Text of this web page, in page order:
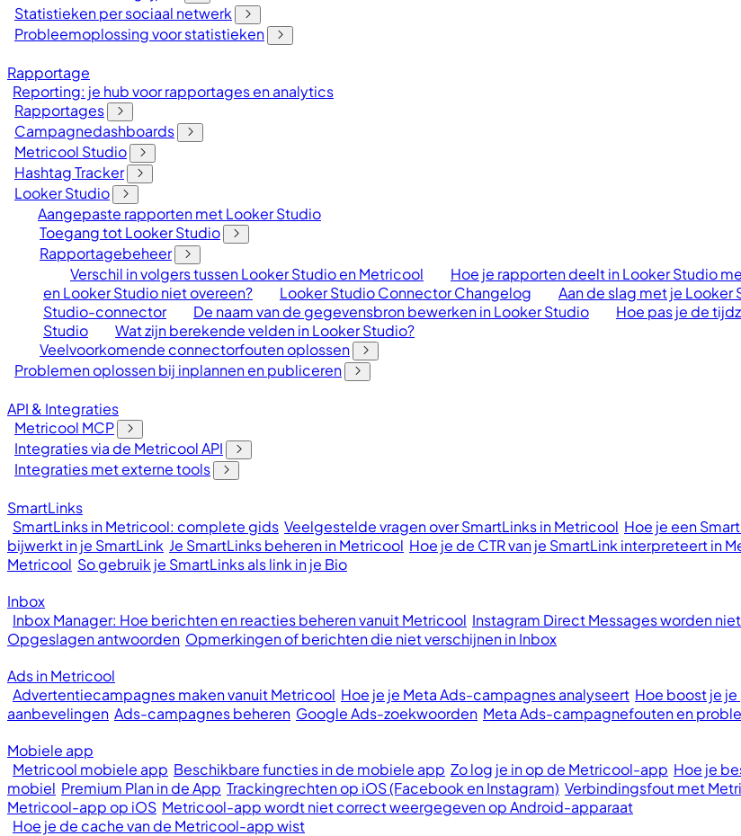
Statistieken per sociaal netwerk
Probleemoplossing voor statistieken
Rapportage
Reporting: je hub voor rapportages en analytics
Rapportages
Campagnedashboards
Metricool Studio
Hashtag Tracker
Looker Studio
Aangepaste rapporten met Looker Studio
Toegang tot Looker Studio
Rapportagebeheer
Verschil in volgers tussen Looker Studio en Metricool
Hoe je rapporten deelt in Looker Studio
en Looker Studio niet overeen?
Looker Studio Connector Changelog Aan de slag met je
Studio-connector
De naam van de gegevensbron bewerken in Looker Studio Hoe pas je de
Studio
Wat zijn berekende velden in Looker Studio?
Veelvoorkomende connectorfouten oplossen
Problemen oplossen bij inplannen en publiceren
API & Integraties
Metricool MCP
Integraties via de Metricool API
Integraties met externe tools
SmartLinks
SmartLinks in Metricool: complete gids Veelgestelde vragen over SmartLinks in Metricool Hoe je een
bijwerkt in je SmartLink Je SmartLinks beheren in Metricool Hoe je de CTR van je SmartLink interpreteert in
Metricool So gebruik je SmartLinks als link in je Bio
Inbox
Inbox Manager: Hoe berichten en reacties beheren vanuit Metricool Instagram Direct Messages worden
Opgeslagen antwoorden Opmerkingen of berichten die niet verschijnen in Inbox
Ads in Metricool
Advertentiecampagnes maken vanuit Metricool Hoe je je Meta Ads-campagnes analyseert Hoe boost je
aanbevelingen Ads-campagnes beheren Google Ads-zoekwoorden Meta Ads-campagnefouten en
Mobiele app
Metricool mobiele app Beschikbare functies in de mobiele app Zo log je in op de Metricool-app Hoe je
mobiel Premium Plan in de App Trackingrechten op iOS (Facebook en Instagram) Verbindingsfout met
Metricool-app op iOS Metricool-app wordt niet correct weergegeven op Android-apparaat
Hoe je de cache van de Metricool-app wist